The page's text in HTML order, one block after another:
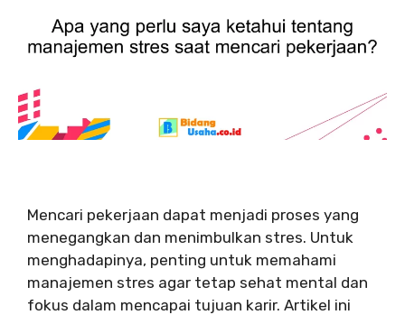
Mencari pekerjaan dapat menjadi proses yang
menegangkan dan menimbulkan stres. Untuk
menghadapinya, penting untuk memahami
manajemen stres agar tetap sehat mental dan
fokus dalam mencapai tujuan karir. Artikel ini